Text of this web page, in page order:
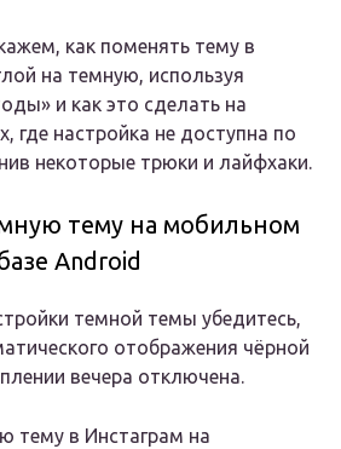
как поменять тему в
на темную, используя
и как это сделать на
где настройка не доступна по
некоторые трюки и лайфхаки.
тему на мобильном
Android
темной темы убедитесь,
отображения чёрной
вечера отключена.
тему в Инстаграм на